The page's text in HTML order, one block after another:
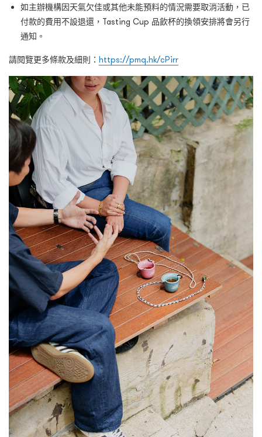
如主辦機構因天氣欠佳或其他未能預料的情況需要取消活動，已
付款的費用不設退還，Tasting Cup 品飲杯的換領安排將會另行
通知。
請閱覽更多條款及細則： https://pmq.hk/cPirr